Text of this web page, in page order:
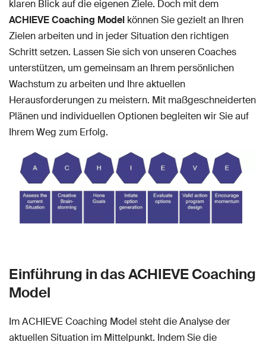
klaren Blick auf die eigenen Ziele. Doch mit dem
ACHIEVE Coaching Model können Sie gezielt an Ihren
Zielen arbeiten und in jeder Situation den richtigen
Schritt setzen. Lassen Sie sich von unseren Coaches
unterstützen, um gemeinsam an Ihrem persönlichen
Wachstum zu arbeiten und Ihre aktuellen
Herausforderungen zu meistern. Mit maßgeschneiderten
Plänen und individuellen Optionen begleiten wir Sie auf
Ihrem Weg zum Erfolg.
Einführung in das ACHIEVE Coaching
Model
Im ACHIEVE Coaching Model steht die Analyse der
aktuellen Situation im Mittelpunkt. Indem Sie die